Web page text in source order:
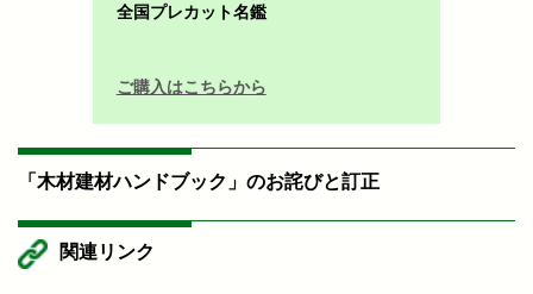
全国プレカット名鑑
ご購入はこちらから
「木材建材ハンドブック」のお詫びと訂正
関連リンク